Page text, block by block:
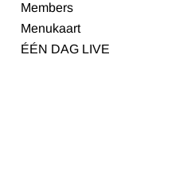
Members
Menukaart
ÉÉN DAG LIVE